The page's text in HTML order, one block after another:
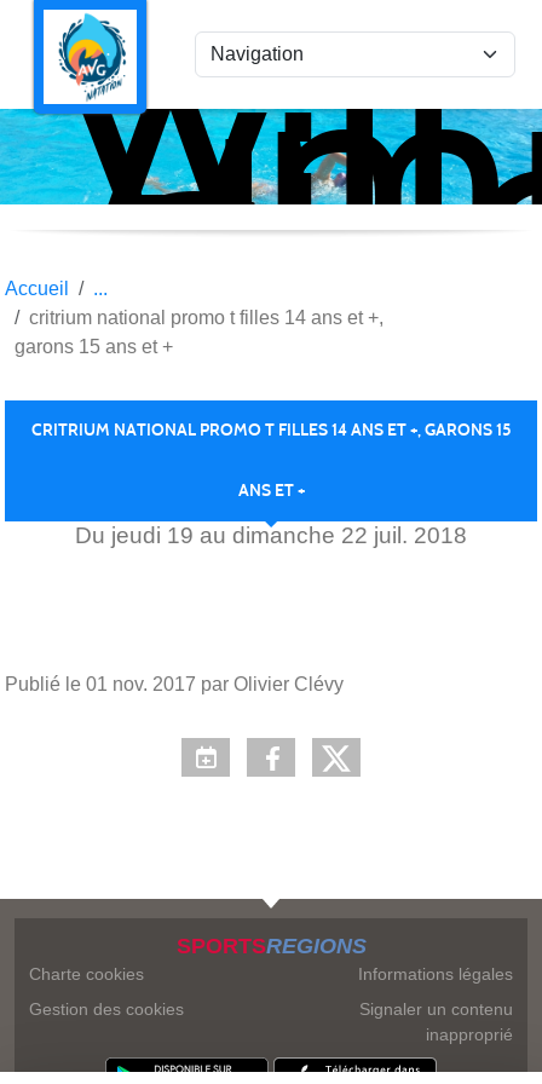
la
Accueil
critrium national promo t filles 14 ans et +,
garons 15 ans et +
CRITRIUM NATIONAL PROMO T FILLES 14 ANS ET +, GARONS 15
ANS ET +
Du jeudi 19 au dimanche 22 juil. 2018
Publié le 01 nov. 2017 par Olivier Clévy
SPORTSREGIONS
Charte cookies
Gestion des cookies
Informations légales
Signaler un contenu
inapproprié
Panneau de gestion des cookies